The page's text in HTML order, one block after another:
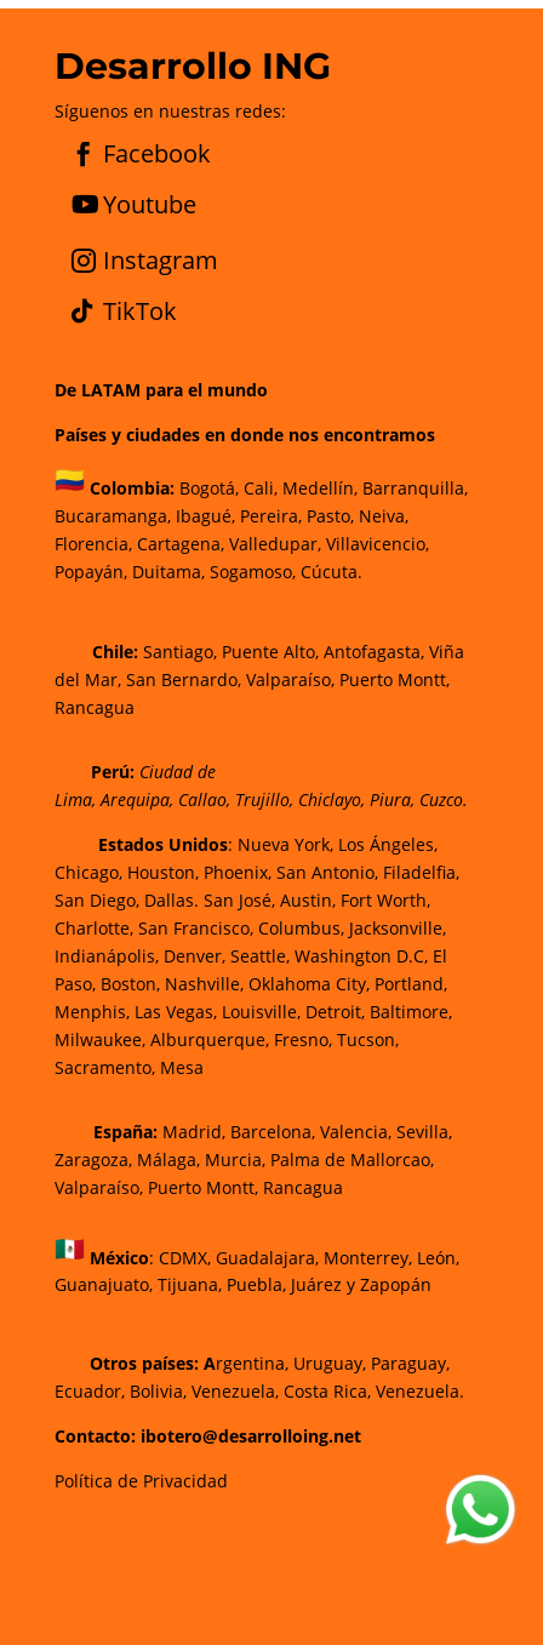
Desarrollo ING
Síguenos en nuestras redes:
Facebook
Youtube
Instagram
TikTok
De LATAM para el mundo
Países y ciudades en donde nos encontramos
Colombia: Bogotá,Cali, Medellín, Barranquilla,
Bucaramanga,Ibagué,Pereira,Pasto, Neiva,
Florencia, Cartagena, Valledupar, Villavicencio,
Popayán, Duitama, Sogamoso, Cúcuta.
Chile:Santiago, Puente Alto, Antofagasta, Viña
del Mar, San Bernardo, Valparaíso, Puerto Montt,
Rancagua
Perú: Ciudad de
Lima, Arequipa, Callao, Trujillo, Chiclayo, Piura, Cuzco.
Estados Unidos: Nueva York, Los Ángeles,
Chicago, Houston, Phoenix, San Antonio, Filadelfia,
San Diego, Dallas. San José, Austin, Fort Worth,
Charlotte, San Francisco, Columbus, Jacksonville,
Indianápolis, Denver, Seattle, Washington D.C, El
Paso, Boston, Nashville, Oklahoma City, Portland,
Menphis, Las Vegas, Louisville, Detroit, Baltimore,
Milwaukee, Alburquerque, Fresno, Tucson,
Sacramento, Mesa
España: Madrid, Barcelona, Valencia, Sevilla,
Zaragoza, Málaga, Murcia, Palma de Mallorcao,
Valparaíso, Puerto Montt, Rancagua
México: CDMX, Guadalajara, Monterrey, León,
Guanajuato, Tijuana, Puebla, Juárez y Zapopán
Otros países: Argentina, Uruguay, Paraguay,
Ecuador, Bolivia, Venezuela, Costa Rica, Venezuela.
Contacto: ibotero@desarrolloing.net
Política de Privacidad
w